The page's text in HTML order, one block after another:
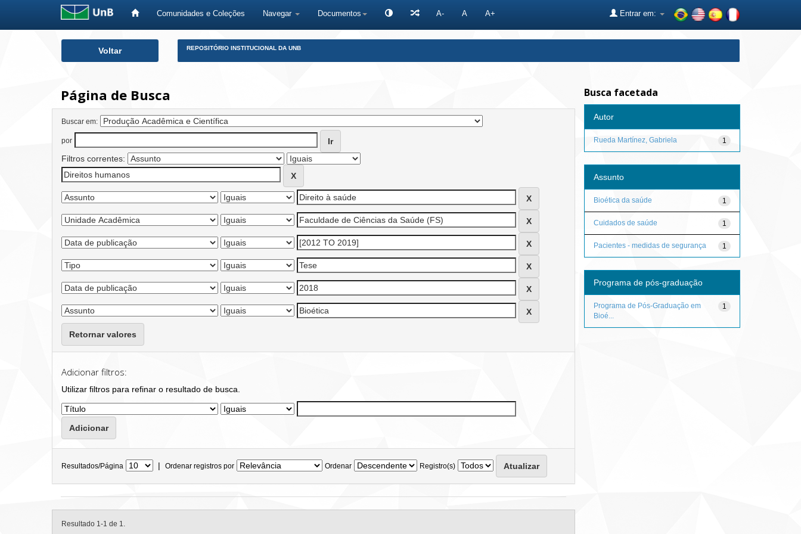
Comunidades e Coleções Navegar Documentos A- A A+ Entrar em:
Voltar REPOSITÓRIO INSTITUCIONAL DA UNB
Página de Busca
Buscar em:
por
Filtros correntes:
Retornar valores
Adicionar filtros:
Utilizar filtros para refinar o resultado de busca.
Resultados/Página | Ordenar registros por Ordenar Registro(s)
Resultado 1-1 de 1.
Busca facetada
Autor
1
Rueda Martínez, Gabriela
Assunto
1
Bioética da saúde
1
Cuidados de saúde
1
Pacientes - medidas de segurança
Programa de pós-graduação
1
Programa de Pós-Graduação em
Bioé...